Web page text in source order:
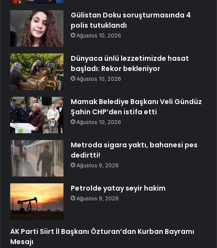
Gülistan Doku soruşturmasında 4
polis tutuklandı
Ağustos 10, 2026
Dünyaca ünlü lezzetimizde hasat
başladı: Rekor bekleniyor
Ağustos 10, 2026
Mamak Belediye Başkanı Veli Gündüz
Şahin CHP’den istifa etti
Ağustos 10, 2026
Metroda sigara yaktı, bahanesi pes
dedirtti!
Ağustos 9, 2026
Petrolde yatay seyir hakim
Ağustos 9, 2026
AK Parti Siirt İl Başkanı Özturan’dan Kurban Bayramı
Mesajı